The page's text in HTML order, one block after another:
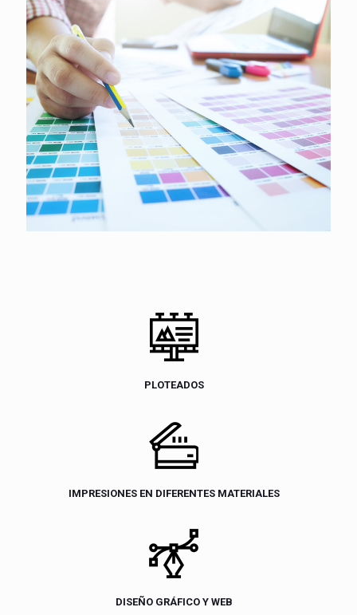
PLOTEADOS
IMPRESIONES EN DIFERENTES MATERIALES
DISEÑO GRÁFICO Y WEB